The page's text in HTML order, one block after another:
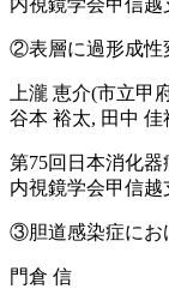
内視鏡学会甲信越
②表層に過形成性
上瀧 恵介(市立甲
谷本 裕太, 田中
第75回日本消化
内視鏡学会甲信越
③胆道感染症にお
門倉 信